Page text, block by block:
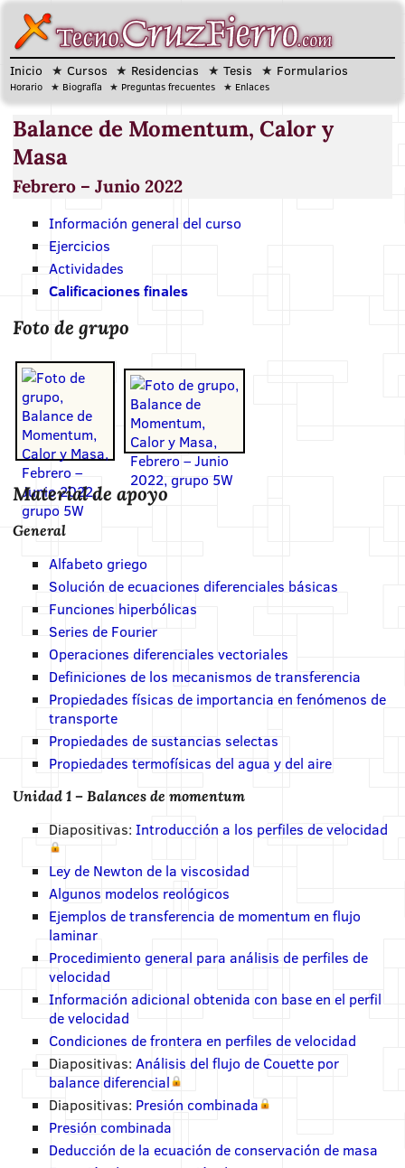
Inicio Cursos Residencias Tesis Formularios
Horario Biografía Preguntas frecuentes Enlaces
Balance de Momentum, Calor y
Masa
Febrero – Junio 2022
Información general del curso
Ejercicios
Actividades
Calificaciones finales
Foto de grupo
Material de apoyo
General
Alfabeto griego
Solución de ecuaciones diferenciales básicas
Funciones hiperbólicas
Series de Fourier
Operaciones diferenciales vectoriales
Definiciones de los mecanismos de transferencia
Propiedades físicas de importancia en fenómenos de
transporte
Propiedades de sustancias selectas
Propiedades termofísicas del agua y del aire
Unidad 1 – Balances de momentum
Diapositivas: Introducción a los perfiles de velocidad
Ley de Newton de la viscosidad
Algunos modelos reológicos
Ejemplos de transferencia de momentum en flujo
laminar
Procedimiento general para análisis de perfiles de
velocidad
Información adicional obtenida con base en el perfil
de velocidad
Condiciones de frontera en perfiles de velocidad
Diapositivas: Análisis del flujo de Couette por
balance diferencial
Diapositivas: Presión combinada
Presión combinada
Deducción de la ecuación de conservación de masa